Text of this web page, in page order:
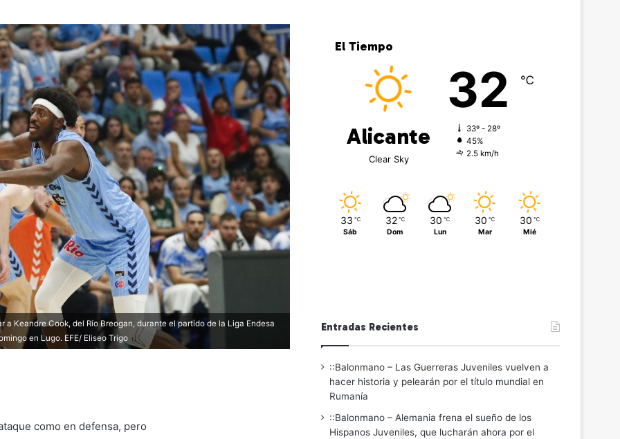
Keandre Cook, del Río Breogan, durante el partido de la Liga Endesa
en Lugo. EFE/ Eliseo Trigo
como en defensa, pero
El Tiempo
Alicante
Clear Sky
32 ℃
33º - 28º
45%
2.5 km/h
33 ℃
Sáb
32 ℃
Dom
30 ℃
Lun
30 ℃
Mar
30 ℃
Mié
Entradas Recientes
::Balonmano – Las Guerreras Juveniles vuelven a
hacer historia y pelearán por el título mundial en
Rumanía
::Balonmano – Alemania frena el sueño de los
Hispanos Juveniles, que lucharán ahora por el